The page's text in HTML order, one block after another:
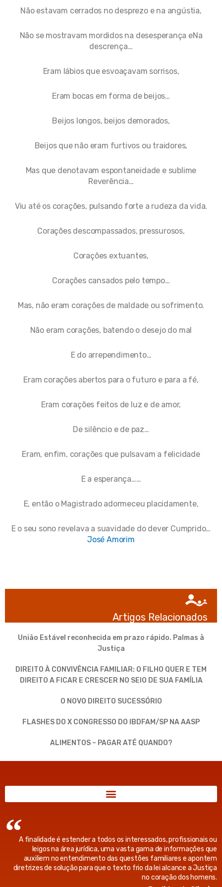
Não estavam cerrados no desprezo e na angústia,
Não se mostravam mordidos na desesperança eNa
descrença…
Eram lábios que esvoaçavam sorrisos,
Eram bocas em forma de beijos…
Beijos longos, beijos demorados,
Beijos que não eram furtivos ou traidores,
Mas que denotavam espontaneidade e sublime
Reverência…
Viu até os corações, pulsando forte a rudeza da vida.
Corações descompassados, pressurosos,
Corações extuantes,
Corações cansados pelo tempo…
Mas, não eram corações de maldade ou sofrimento.
Não eram corações, batendo o desejo do mal
E do arrependimento…
Eram corações abertos para o futuro e para a fé,
Eram corações feitos de luz e de amor,
De silêncio e de paz…
Eram, enfim, corações que pulsavam a felicidade
E a esperança……
E, então o Magistrado adormeceu placidamente,
E o seu sono revelava a suavidade do dever Cumprido…
José Amorim
Artigos Relacionados
União Estável reconhecida em prazo rápido. Palmas à
Justiça
DIREITO À CONVIVÊNCIA FAMILIAR: O FILHO QUER E TEM
DIREITO A FICAR E CRESCER NO SEIO DE SUA FAMÍLIA
O NOVO DIREITO SUCESSÓRIO
FLASHES DO X CONGRESSO DO IBDFAM/SP NA AASP
ALIMENTOS – PAGAR ATÉ QUANDO?
A finalidade é estender a todos os interessados, profissionais ou
leigos na área jurídica, uma vasta gama de informações que
auxiliem no entendimento das questões familiares e apontem
diretrizes de solução para que o texto frio da lei alcance a Justiça
no coração dos homens.